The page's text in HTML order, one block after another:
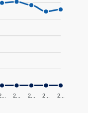
2... 2... 2... 2...